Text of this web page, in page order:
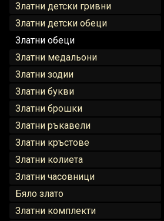
Златни детски гривни
Златни детски обеци
Златни обеци
Златни медальони
Златни зодии
Златни букви
Златни брошки
Златни ръкавели
Златни кръстове
Златни колиета
Златни часовници
Бяло злато
Златни комплекти